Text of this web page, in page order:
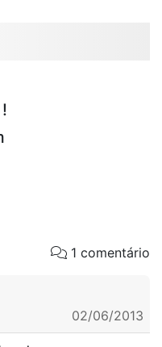
1 comentário
02/06/2013